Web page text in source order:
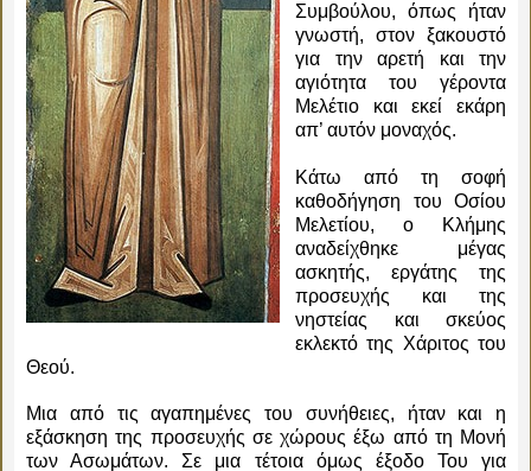
Συμβούλου, όπως ήταν
γνωστή, στον ξακουστό
για την αρετή και την
αγιότητα του γέροντα
Μελέτιο και εκεί εκάρη
απ’ αυτόν μοναχός.
Κάτω από τη σοφή
καθοδήγηση του Οσίου
Μελετίου, ο Κλήμης
αναδείχθηκε μέγας
ασκητής, εργάτης της
προσευχής και της
νηστείας και σκεύος
εκλεκτό της Χάριτος του
Θεού.
Μια από τις αγαπημένες του συνήθειες, ήταν και η
εξάσκηση της προσευχής σε χώρους έξω από τη Μονή
των Ασωμάτων. Σε μια τέτοια όμως έξοδο Του για